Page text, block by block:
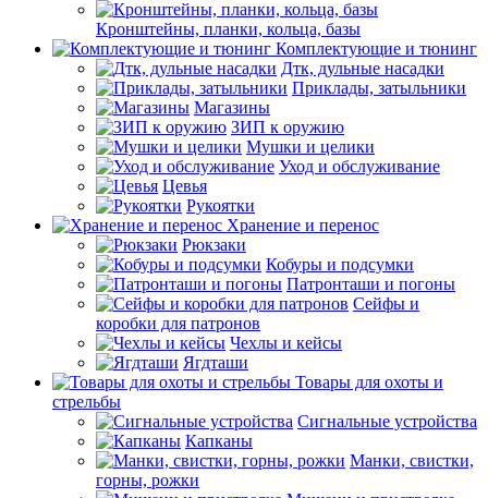
Кронштейны, планки, кольца, базы
Комплектующие и тюнинг
Дтк, дульные насадки
Приклады, затыльники
Магазины
ЗИП к оружию
Мушки и целики
Уход и обслуживание
Цевья
Рукоятки
Хранение и перенос
Рюкзаки
Кобуры и подсумки
Патронташи и погоны
Сейфы и
коробки для патронов
Чехлы и кейсы
Ягдташи
Товары для охоты и
стрельбы
Сигнальные устройства
Капканы
Манки, свистки,
горны, рожки